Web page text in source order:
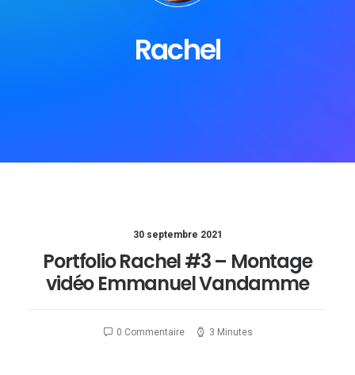
Rachel
30 septembre 2021
Portfolio Rachel #3 – Montage
vidéo Emmanuel Vandamme
0 Commentaire 3 Minutes